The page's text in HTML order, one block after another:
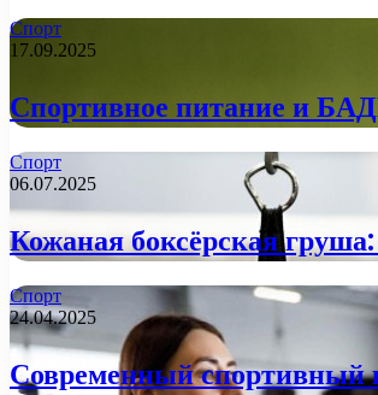
Спорт
17.09.2025
Спортивное питание и
Спорт
06.07.2025
Кожаная боксёрская
Спорт
24.04.2025
Современный спортивный